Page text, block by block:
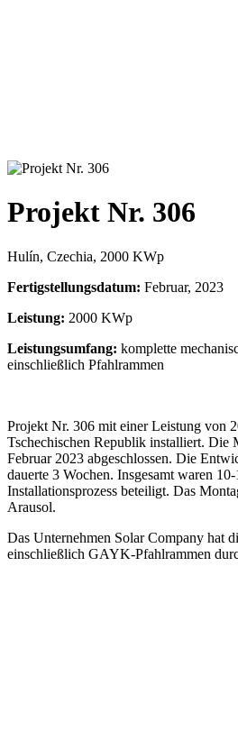
Projekt Nr. 306
Hulín, Czechia, 2000 KWp
Fertigstellungsdatum: Februar, 2023
Leistung: 2000 KWp
Leistungsumfang: komplette
einschließlich Pfahlrammen
Projekt Nr. 306 mit einer Leistung von
Tschechischen Republik installiert. Die
Februar 2023 abgeschlossen. Die
dauerte 3 Wochen. Insgesamt waren
Installationsprozess beteiligt. Das
Arausol.
Das Unternehmen Solar Company hat
einschließlich GAYK-Pfahlrammen